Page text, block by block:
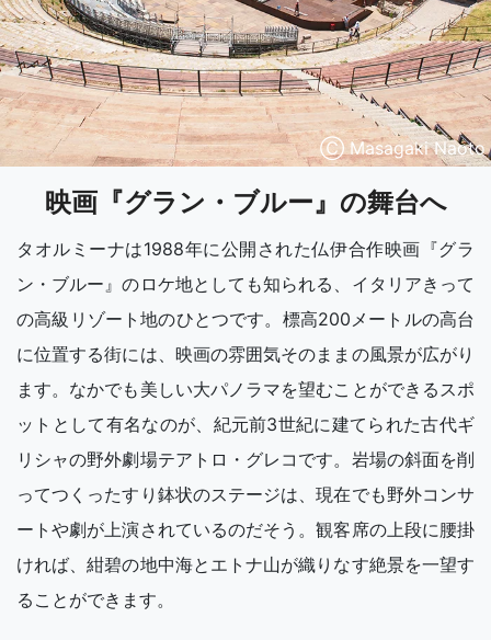
Ⓒ Masagaki Naoto
映画『グラン・ブルー』の舞台へ
タオルミーナは1988年に公開された仏伊合作映画『グラ
ン・ブルー』のロケ地としても知られる、イタリアきって
の高級リゾート地のひとつです。標高200メートルの高台
に位置する街には、映画の雰囲気そのままの風景が広がり
ます。なかでも美しい大パノラマを望むことができるスポ
ットとして有名なのが、紀元前3世紀に建てられた古代ギ
リシャの野外劇場テアトロ・グレコです。岩場の斜面を削
ってつくったすり鉢状のステージは、現在でも野外コンサ
ートや劇が上演されているのだそう。観客席の上段に腰掛
ければ、紺碧の地中海とエトナ山が織りなす絶景を一望す
ることができます。